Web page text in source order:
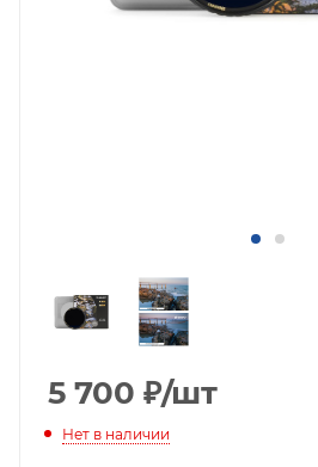
5 700 ₽/шт
Нет в наличии